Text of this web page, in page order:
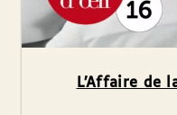
L’Affaire de